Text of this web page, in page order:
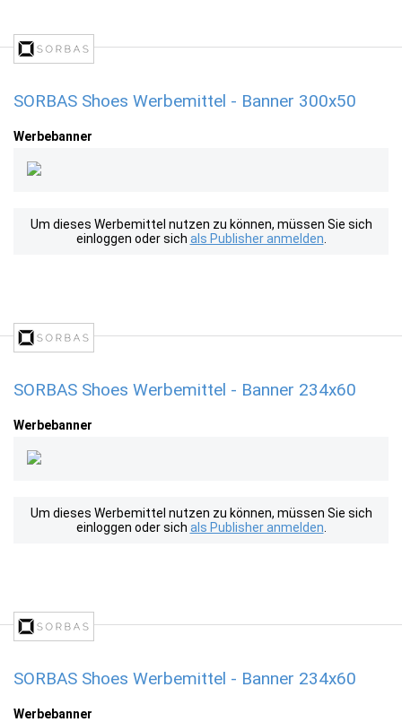
SORBAS Shoes Werbemittel - Banner 300x50
Werbebanner
Um dieses Werbemittel nutzen zu können, müssen Sie sich
einloggen oder sich als Publisher anmelden
SORBAS Shoes Werbemittel - Banner 234x60
Werbebanner
Um dieses Werbemittel nutzen zu können, müssen Sie sich
einloggen oder sich als Publisher anmelden
SORBAS Shoes Werbemittel - Banner 234x60
Werbebanner